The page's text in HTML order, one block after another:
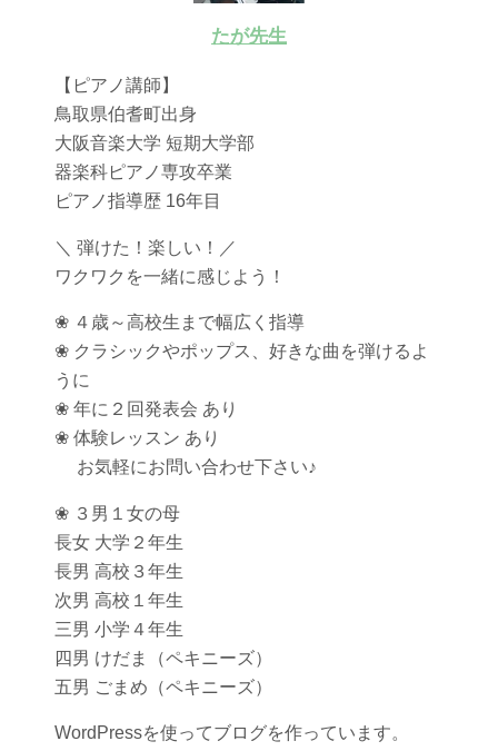
たが先生
【ピアノ講師】
鳥取県伯耆町出身
大阪音楽大学 短期大学部
器楽科ピアノ専攻卒業
ピアノ指導歴 16年目
＼ 弾けた！楽しい！／
ワクワクを一緒に感じよう！
❀ ４歳～高校生まで幅広く指導
❀ クラシックやポップス、好きな曲を弾けるよ
うに
❀ 年に２回発表会 あり
❀ 体験レッスン あり
お気軽にお問い合わせ下さい♪
❀ ３男１女の母
長女 大学２年生
長男 高校３年生
次男 高校１年生
三男 小学４年生
四男 けだま（ペキニーズ）
五男 ごまめ（ペキニーズ）
WordPressを使ってブログを作っています。